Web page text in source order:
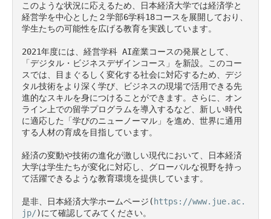
このような状況に応えるため、日本経済大学では経済学と
経営学を中心とした２学部6学科18コースを展開しており、
学生たちの可能性を広げる教育を実践しています。
2021年度には、経営学科 AI産業コースの発展として、
「デジタル・ビジネスデザインコース」を新設。このコー
スでは、目まぐるしく変化する社会に対応するため、デジ
タル技術をより深く学び、ビジネスの現場で活用できる先
進的なスキルを身につけることができます。さらに、オン
ライン上での留学プログラムを導入するなど、新しい時代
に適応した「学びのニューノーマル」を進め、世界に通用
する人材の育成を目指しています。
経済の変動や技術の進化が激しい現代において、日本経済
大学は学生たちが変化に対応し、グローバルな視野を持っ
て活躍できるような教育環境を提供しています。
是非、日本経済大学ホームページ( https://www.jue.ac.
jp/)にて確認してみてください。